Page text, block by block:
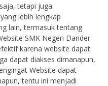
tetapi juga
lebih lengkap
lain, termasuk tentang
SMK Negeri Dander
karena website dapat
dapat diakses dimanapun,
Website dapat
tentu ini menjadi